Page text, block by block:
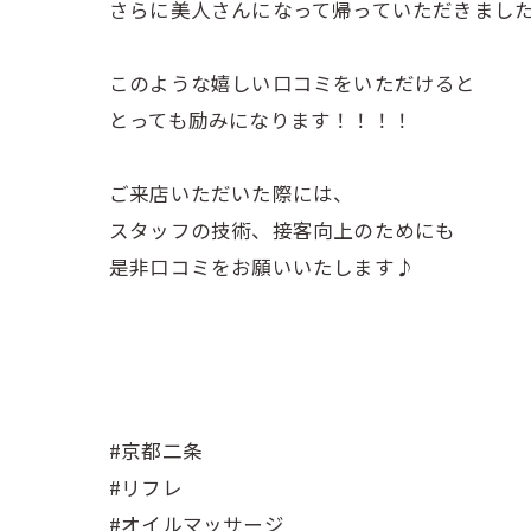
さらに美人さんになって帰っていただきまし
このような嬉しい口コミをいただけると
とっても励みになります！！！！
ご来店いただいた際には、
スタッフの技術、接客向上のためにも
是非口コミをお願いいたします♪
#京都二条
#リフレ
#オイルマッサージ